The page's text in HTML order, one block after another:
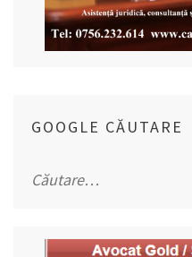
GOOGLE CĂUTARE
după: